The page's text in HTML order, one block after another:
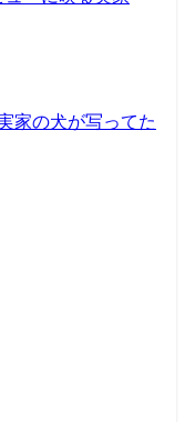
家の犬が写ってた